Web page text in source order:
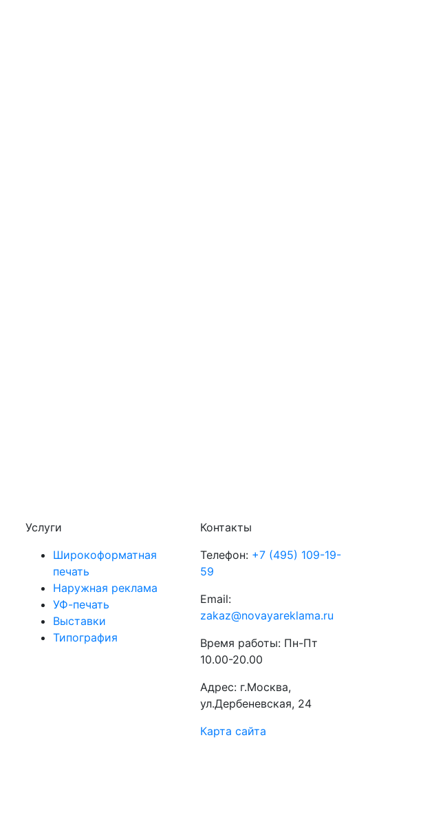
Услуги
Широкоформатная
печать
Наружная реклама
УФ-печать
Выставки
Типография
Контакты
Телефон: +7 (495) 109-19-
59
Email:
zakaz@novayareklama.ru
Время работы: Пн-Пт
10.00-20.00
Адрес: г.Москва,
ул.Дербеневская, 24
Карта сайта